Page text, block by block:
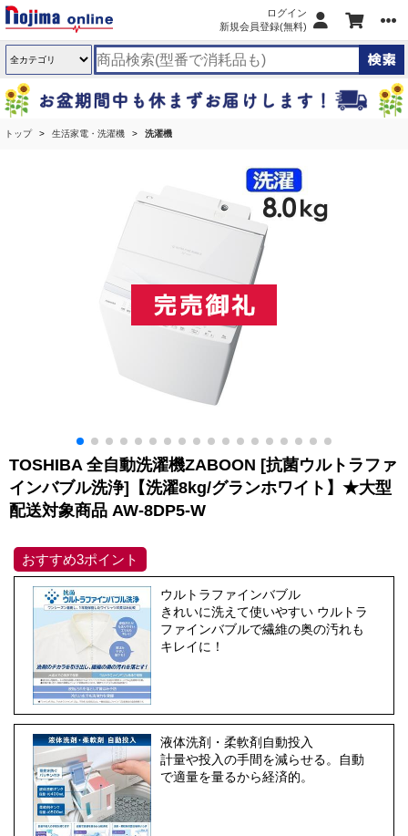
ログイン
新規会員登録(無料)
トップ 生活家電・洗濯機 洗濯機
TOSHIBA 全自動洗濯機ZABOON [抗菌ウルトラファ
インバブル洗浄]【洗濯8kg/グランホワイト】★大型
配送対象商品 AW-8DP5-W
おすすめ3ポイント
ウルトラファインバブル
きれいに洗えて使いやすい ウルトラ
ファインバブルで繊維の奥の汚れも
キレイに！
液体洗剤・柔軟剤自動投入
計量や投入の手間を減らせる。自動
で適量を量るから経済的。